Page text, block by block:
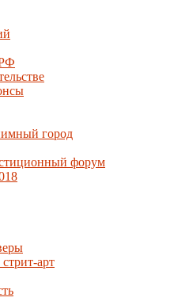
город
форум
арт